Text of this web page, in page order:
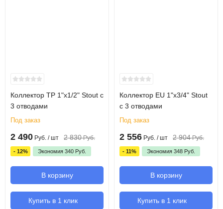
Коллектор TP 1"х1/2" Stout с
3 отводами
Под заказ
2 490 Руб. / шт 2 830 Руб.
- 12% Экономия 340 Руб.
В корзину
Купить в 1 клик
Коллектор EU 1"х3/4" Stout
с 3 отводами
Под заказ
2 556 Руб. / шт 2 904 Руб.
- 11% Экономия 348 Руб.
В корзину
Купить в 1 клик